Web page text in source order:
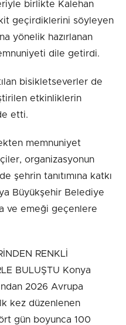
birlikte Kalehan
geçirdiklerini söyleyen
yönelik hazırlanan
dile getirdi.
bisikletseverler de
etkinliklerin
etti.
memnuniyet
organizasyonun
şehrin tanıtımına katkı
Büyükşehir Belediye
ve emeği geçenlere
RENKLİ
BULUŞTU Konya
2026 Avrupa
kez düzenlenen
gün boyunca 100